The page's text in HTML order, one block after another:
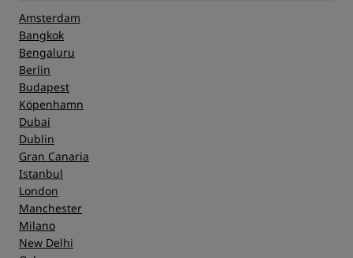
Amsterdam
Bangkok
Bengaluru
Berlin
Budapest
Köpenhamn
Dubai
Dublin
Gran Canaria
Istanbul
London
Manchester
Milano
New Delhi